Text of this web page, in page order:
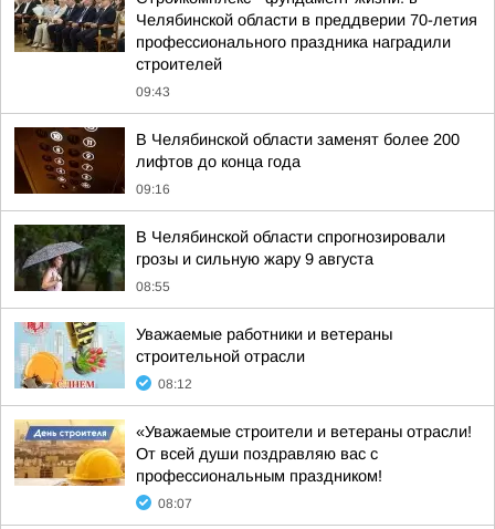
Челябинской области в преддверии 70-летия
профессионального праздника наградили
строителей
09:43
В Челябинской области заменят более 200
лифтов до конца года
09:16
В Челябинской области спрогнозировали
грозы и сильную жару 9 августа
08:55
Уважаемые работники и ветераны
строительной отрасли
08:12
«Уважаемые строители и ветераны отрасли!
От всей души поздравляю вас с
профессиональным праздником!
08:07